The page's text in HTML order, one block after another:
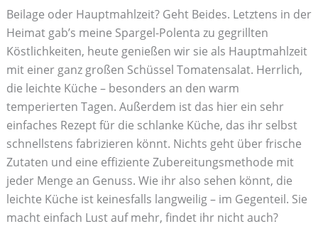
Beilage oder Hauptmahlzeit? Geht Beides. Letztens in der
Heimat gab’s meine Spargel-Polenta zu gegrillten
Köstlichkeiten, heute genießen wir sie als Hauptmahlzeit
mit einer ganz großen Schüssel Tomatensalat. Herrlich,
die leichte Küche – besonders an den warm
temperierten Tagen. Außerdem ist das hier ein sehr
einfaches Rezept für die schlanke Küche, das ihr selbst
schnellstens fabrizieren könnt. Nichts geht über frische
Zutaten und eine effiziente Zubereitungsmethode mit
jeder Menge an Genuss. Wie ihr also sehen könnt, die
leichte Küche ist keinesfalls langweilig – im Gegenteil. Sie
macht einfach Lust auf mehr, findet ihr nicht auch?